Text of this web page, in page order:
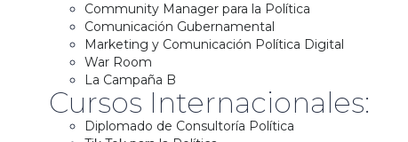
Community Manager para la Política
Comunicación Gubernamental
Marketing y Comunicación Política Digital
War Room
La Campaña B
Cursos Internacionales:
Diplomado de Consultoría Política